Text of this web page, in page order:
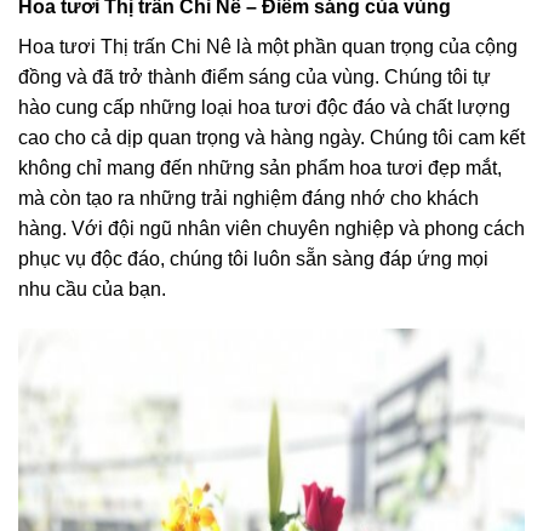
Hoa tươi Thị trấn Chi Nê – Điểm sáng của vùng
Hoa tươi Thị trấn Chi Nê là một phần quan trọng của cộng
đồng và đã trở thành điểm sáng của vùng. Chúng tôi tự
hào cung cấp những loại hoa tươi độc đáo và chất lượng
cao cho cả dịp quan trọng và hàng ngày. Chúng tôi cam kết
không chỉ mang đến những sản phẩm hoa tươi đẹp mắt,
mà còn tạo ra những trải nghiệm đáng nhớ cho khách
hàng. Với đội ngũ nhân viên chuyên nghiệp và phong cách
phục vụ độc đáo, chúng tôi luôn sẵn sàng đáp ứng mọi
nhu cầu của bạn.